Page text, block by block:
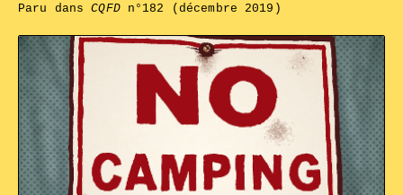
Paru dansCQFDn°182 (décembre 2019)